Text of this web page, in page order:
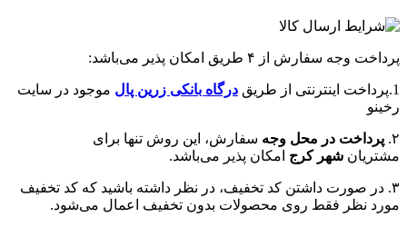
پرداخت وجه سفارش از ۴ طریق امکان پذیر می‌باشد:
1.پرداخت اینترنتی از طریق درگاه‌ بانکی زرین پال موجود در سایت
رخینو
۲. پرداخت در محل وجه سفارش، این روش تنها برای
مشتریان شهر کرج امکان پذیر می‌باشد.
۳. در صورت داشتن کد تخفیف، در نظر داشته باشید که کد تخفیف
مورد نظر فقط روی محصولات بدون تخفیف اعمال می‌شود.